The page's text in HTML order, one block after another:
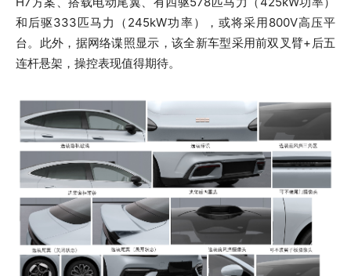
和后驱333匹马力（245kW功率），或将采用800V高压平
台。此外，据网络谍照显示，该全新车型采用前双叉臂+后五
连杆悬架，操控表现值得期待。